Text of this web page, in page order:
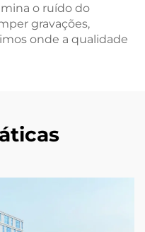
o ruído do
gravações,
onde a qualidade